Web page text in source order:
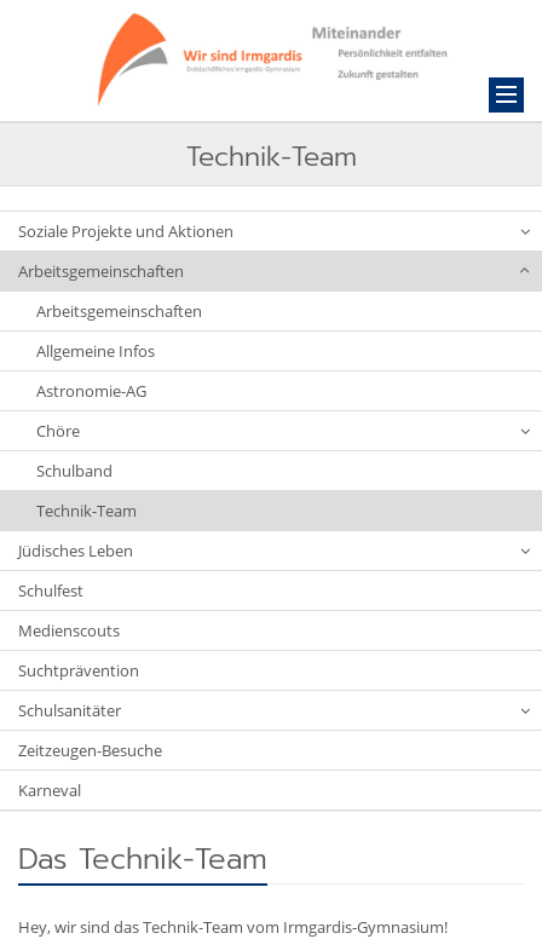
Technik-Team
Soziale Projekte und Aktionen
Arbeitsgemeinschaften
Arbeitsgemeinschaften
Allgemeine Infos
Astronomie-AG
Chöre
Schulband
Technik-Team
Jüdisches Leben
Schulfest
Medienscouts
Suchtprävention
Schulsanitäter
Zeitzeugen-Besuche
Karneval
Das Technik-Team
Hey, wir sind das Technik-Team vom Irmgardis-Gymnasium!